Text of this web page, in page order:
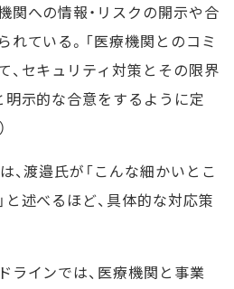
関への情報・リスクの開示や合
ている。「医療機関とのコミ
、セキュリティ対策とその限界
明示的な合意をするように定
渡邉氏が「こんな細かいとこ
述べるほど、具体的な対応策
インでは、医療機関と事業